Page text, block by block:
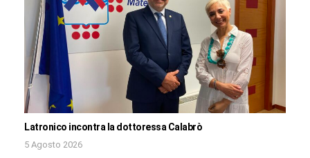
Latronico incontra la dottoressa Calabrò
5 Agosto 2026